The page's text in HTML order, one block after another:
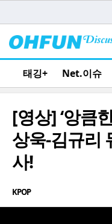
태깅+ Net.이슈
[영상] ‘앙큼
상욱-김규리
사!
KPOP